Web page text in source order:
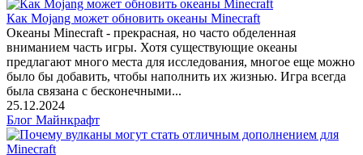
Как Mojang может обновить океаны Minecraft
Океаны Minecraft - прекрасная, но часто обделенная
вниманием часть игры. Хотя существующие океаны
предлагают много места для исследования, многое еще можно
было бы добавить, чтобы наполнить их жизнью. Игра всегда
была связана с бесконечными...
25.12.2024
Блог Майнкрафт